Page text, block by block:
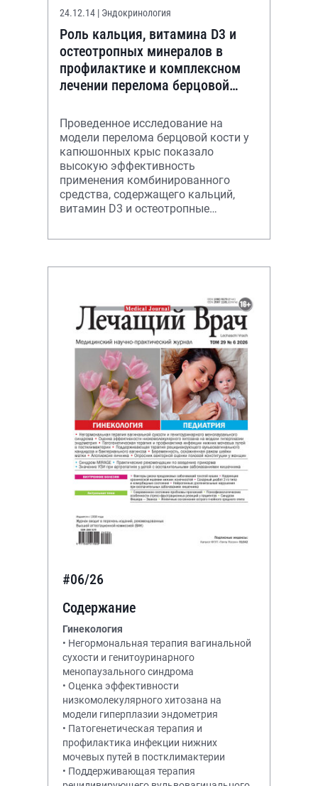
24.12.14 | Эндокринология
Роль кальция, витамина D3 и
остеотропных минералов в
профилактике и комплексном
лечении перелома берцовой
рандомизированного плацебо
Проведенное исследование на
модели перелома берцовой кости у
капюшонных крыс показало
высокую эффективность
применения комбинированного
средства, содержащего кальций,
витамин D3 и остеотропные
регенерации костной ткани.
#06/26
Содержание
Гинекология
• Негормональная терапия вагинальной
сухости и генитоуринарного
менопаузального синдрома
• Оценка эффективности
низкомолекулярного хитозана на
модели гиперплазии эндометрия
• Патогенетическая терапия и
профилактика инфекции нижних
мочевых путей в постклимактерии
• Поддерживающая терапия